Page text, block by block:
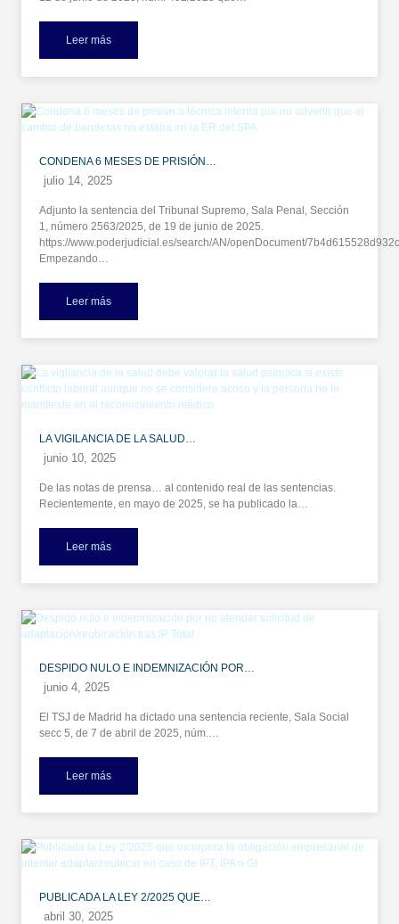
Leer más
CONDENA 6 MESES DE PRISIÓN…
julio 14, 2025
Adjunto la sentencia del Tribunal Supremo, Sala Penal, Sección
1, número 2563/2025, de 19 de junio de 2025.
https://www.poderjudicial.es/search/AN/openDocument/
Empezando…
Leer más
LA VIGILANCIA DE LA SALUD…
junio 10, 2025
De las notas de prensa… al contenido real de las sentencias.
Recientemente, en mayo de 2025, se ha publicado la…
Leer más
DESPIDO NULO E INDEMNIZACIÓN POR…
junio 4, 2025
El TSJ de Madrid ha dictado una sentencia reciente, Sala Social
secc 5, de 7 de abril de 2025, núm.…
Leer más
PUBLICADA LA LEY 2/2025 QUE…
abril 30, 2025